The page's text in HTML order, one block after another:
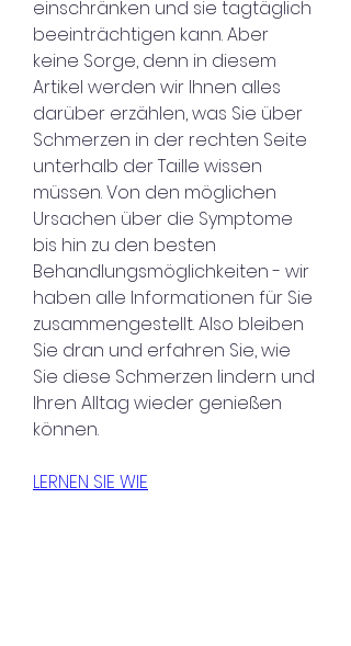
einschränken und sie tagtäglich
beeinträchtigen kann. Aber
keine Sorge, denn in diesem
Artikel werden wir Ihnen alles
darüber erzählen, was Sie über
Schmerzen in der rechten Seite
unterhalb der Taille wissen
müssen. Von den möglichen
Ursachen über die Symptome
bis hin zu den besten
Behandlungsmöglichkeiten - wir
haben alle Informationen für Sie
zusammengestellt. Also bleiben
Sie dran und erfahren Sie, wie
Sie diese Schmerzen lindern und
Ihren Alltag wieder genießen
können.
LERNEN SIE WIE